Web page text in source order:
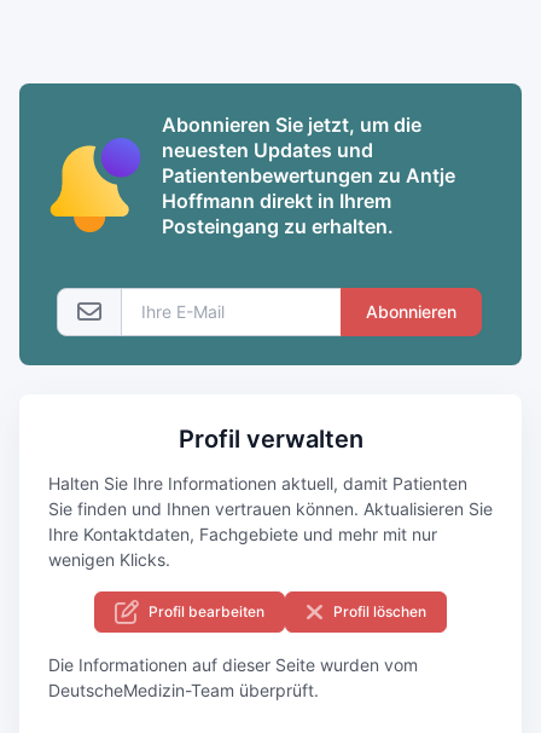
Abonnieren Sie jetzt, um die
neuesten Updates und
Patientenbewertungen zu Antje
Hoffmann direkt in Ihrem
Posteingang zu erhalten.
Abonnieren
Profil verwalten
Halten Sie Ihre Informationen aktuell, damit Patienten
Sie finden und Ihnen vertrauen können. Aktualisieren Sie
Ihre Kontaktdaten, Fachgebiete und mehr mit nur
wenigen Klicks.
Profil bearbeiten Profil löschen
Die Informationen auf dieser Seite wurden vom
DeutscheMedizin-Team überprüft.